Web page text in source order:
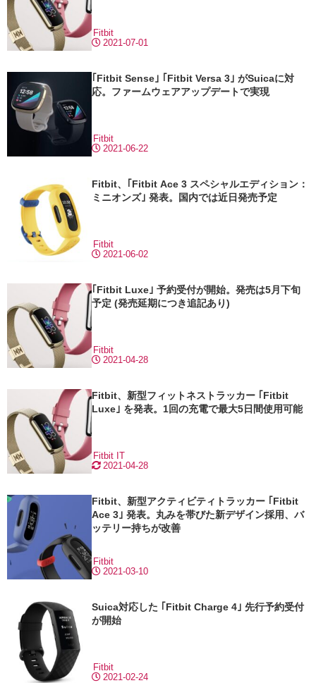
2021-07-01
Fitbit
｢Fitbit Sense｣ ｢Fitbit Versa 3｣ がSuicaに対
応。ファームウェアアップデートで実現
2021-06-22
Fitbit
Fitbit、｢Fitbit Ace 3 スペシャルエディション：
ミニオンズ｣ 発表。国内では近日発売予定
2021-06-02
Fitbit
｢Fitbit Luxe｣ 予約受付が開始。発売は5月下旬
予定 (発売延期につき追記あり)
2021-04-28
Fitbit
Fitbit、新型フィットネストラッカー ｢Fitbit
Luxe｣ を発表。1回の充電で最大5日間使用可能
2021-04-28
Fitbit IT
Fitbit、新型アクティビティトラッカー ｢Fitbit
Ace 3｣ 発表。丸みを帯びた新デザイン採用、バ
ッテリー持ちが改善
2021-03-10
Fitbit
Suica対応した ｢Fitbit Charge 4｣ 先行予約受付
が開始
2021-02-24
Fitbit